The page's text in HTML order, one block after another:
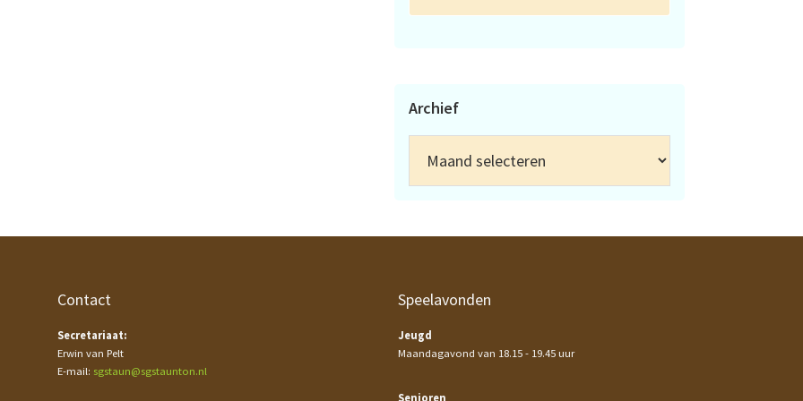
Archief
Contact
Secretariaat:
Erwin van Pelt
E-mail: sgstaun@sgstaunton.nl
Speelavonden
Jeugd
Maandagavond van 18.15 - 19.45 uur
Senioren